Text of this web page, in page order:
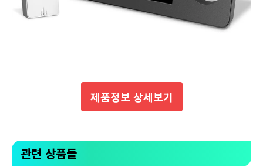
제품정보 상세보기
관련 상품들